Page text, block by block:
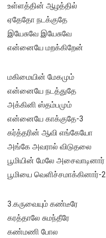
உள்ளத்தின் ஆழத்தில்
ஏதேதோ நடக்குதே
இயேசுவே இயேசுவே
என்னையே மறக்கிறேன்
மகிமையின் மேகமும்
என்னையே நடத்துதே
அக்கினி ஸ்தம்பமும்
என்னையே காக்குதே-3
கர்த்தரின் ஆவி எங்கேயோ
அங்கே அவரால் விடுதலை
பூமியின் மேலே அசைவாடினார்
பூமியை வெளிச்சமாக்கினார்-2
3.கருவையும் கண்டீரே
கரத்தாலே சுமந்தீரே
கண்மணி போல